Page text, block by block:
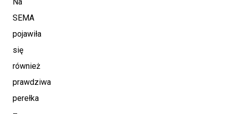
SEMA
pojawiła
się
również
prawdziwa
perełka